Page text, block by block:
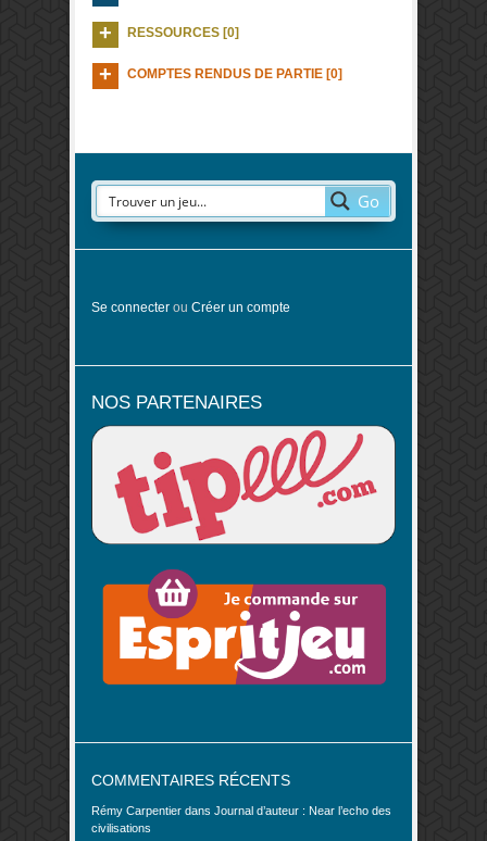
RESSOURCES [0]
COMPTES RENDUS DE PARTIE [0]
Go
Se connecter ou Créer un compte
NOS PARTENAIRES
COMMENTAIRES RÉCENTS
Rémy Carpentier dans Journal d’auteur : Near l’echo des
civilisations